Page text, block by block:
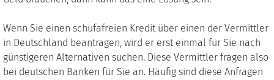
Wenn Sie einen schufafreien Kredit über einen der Vermittler
in Deutschland beantragen, wird er erst einmal für Sie nach
günstigeren Alternativen suchen. Diese Vermittler fragen also
bei deutschen Banken für Sie an. Häufig sind diese Anfragen